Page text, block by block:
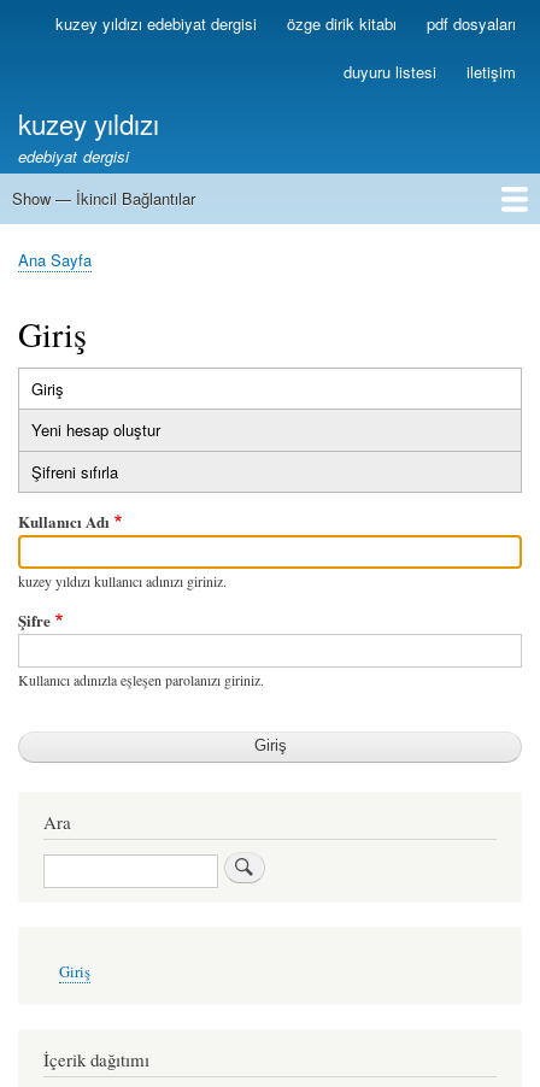
Ana
içeriğe
Birincilkuzey yıldızı edebiyat dergisi özge dirik kitabı pdf dosyaları
duyuru listesi iletişim
kuzey yıldızı
edebiyat dergisi
İkincil
Show — İkincil Bağlantılar
1
2
3
4
5
6
7
8
9
10
11
12
13
Sayfa
Ana Sayfa
Giriş
Birincil
sekmeler
Giriş
sekme)
Yeni hesap oluştur
Şifreni sıfırla
Kullanıcı Adı
kuzey yıldızı kullanıcı adınızı giriniz.
Şifre
Kullanıcı adınızla eşleşen parolanızı giriniz.
Ara
Ara
account
Giriş
İçerik dağıtımı